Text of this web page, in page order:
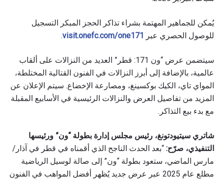
يُمكن للجماهير المهتمة بشراء تذاكر الحجز المبكر التسجيل
للوصول الحصري عبر visit.onefc.com/one171
.
سيتضمن عرض “ون 171: قطر” العديد من النزالات على ألقاب
عالمية، بالإضافة إلى أبرز النزالات في الفنون القتالية المختلطة،
المواي تاي، الكيك بوكسينغ، ومصارعة الإخضاع. سيتم الإعلان عن
المزيد من تفاصيل العرض والنزالات الرئيسية في الأسابيع المقبلة
مع بدء بيع التذاكر.
شاتري سيتيودتونغ، رئيس مجلس إدارة بطولة “ون” ورئيسها
التنفيذي، صرّح: “بعد الحدث الناجح الذي أقمناه في قطر في آذار/
مارس الماضي، ستعود بطولة “ون” إلى صالة لوسيل الرياضية
مطلع عام 2025 عبر عرض جديد يُظهر أفضل المواهب في الفنون